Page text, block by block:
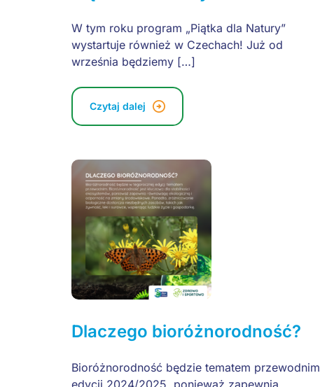
W tym roku program „Piątka dla Natury”
wystartuje również w Czechach! Już od
września będziemy […]
Czytaj dalej
Dlaczego bioróżnorodność?
Bioróżnorodność będzie tematem przewodnim
edycji 2024/2025, ponieważ zapewnia